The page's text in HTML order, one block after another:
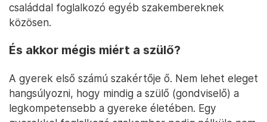
családdal foglalkozó egyéb szakembereknek
közösen.
És akkor mégis miért a szülő?
A gyerek első számú szakértője ő. Nem lehet eleget
hangsúlyozni, hogy mindig a szülő (gondviselő) a
legkompetensebb a gyereke életében. Egy